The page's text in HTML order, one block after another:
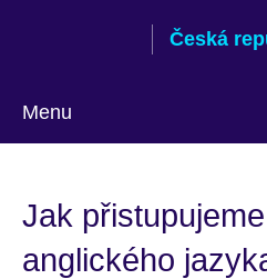
Česká
Menu
jazyk
Jak
anglického